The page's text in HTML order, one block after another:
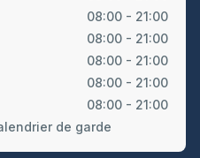
08:00 - 21:00
08:00 - 21:00
08:00 - 21:00
08:00 - 21:00
08:00 - 21:00
de garde